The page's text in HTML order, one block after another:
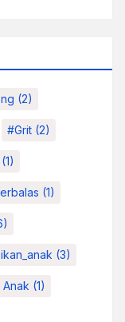
(2)
#grit (2)
(1)
(1)
(3)
(1)